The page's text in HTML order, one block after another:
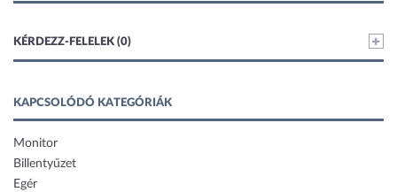
KÉRDEZZ-FELELEK (0)
KAPCSOLÓDÓ KATEGÓRIÁK
Monitor
Billentyűzet
Egér